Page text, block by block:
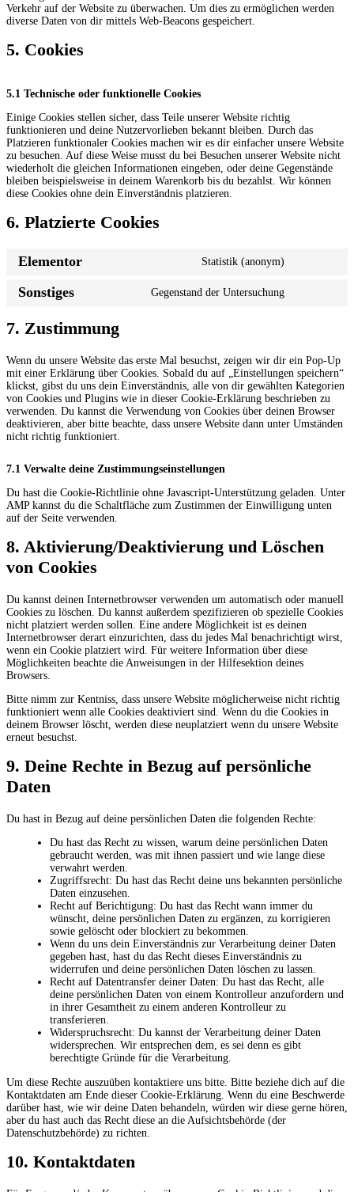
Verkehr auf der Website zu überwachen. Um dies zu ermöglichen werden
diverse Daten von dir mittels Web-Beacons gespeichert.
5. Cookies
5.1 Technische oder funktionelle Cookies
Einige Cookies stellen sicher, dass Teile unserer Website richtig
funktionieren und deine Nutzervorlieben bekannt bleiben. Durch das
Platzieren funktionaler Cookies machen wir es dir einfacher unsere Website
zu besuchen. Auf diese Weise musst du bei Besuchen unserer Website nicht
wiederholt die gleichen Informationen eingeben, oder deine Gegenstände
bleiben beispielsweise in deinem Warenkorb bis du bezahlst. Wir können
diese Cookies ohne dein Einverständnis platzieren.
6. Platzierte Cookies
Elementor Statistik (anonym)
Sonstiges Gegenstand der Untersuchung
7. Zustimmung
Wenn du unsere Website das erste Mal besuchst, zeigen wir dir ein Pop-Up
mit einer Erklärung über Cookies. Sobald du auf „Einstellungen speichern“
klickst, gibst du uns dein Einverständnis, alle von dir gewählten Kategorien
von Cookies und Plugins wie in dieser Cookie-Erklärung beschrieben zu
verwenden. Du kannst die Verwendung von Cookies über deinen Browser
deaktivieren, aber bitte beachte, dass unsere Website dann unter Umständen
nicht richtig funktioniert.
7.1 Verwalte deine Zustimmungseinstellungen
Du hast die Cookie-Richtlinie ohne Javascript-Unterstützung geladen. Unter
AMP kannst du die Schaltfläche zum Zustimmen der Einwilligung unten
auf der Seite verwenden.
8. Aktivierung/Deaktivierung und Löschen
von Cookies
Du kannst deinen Internetbrowser verwenden um automatisch oder manuell
Cookies zu löschen. Du kannst außerdem spezifizieren ob spezielle Cookies
nicht platziert werden sollen. Eine andere Möglichkeit ist es deinen
Internetbrowser derart einzurichten, dass du jedes Mal benachrichtigt wirst,
wenn ein Cookie platziert wird. Für weitere Information über diese
Möglichkeiten beachte die Anweisungen in der Hilfesektion deines
Browsers.
Bitte nimm zur Kentniss, dass unsere Website möglicherweise nicht richtig
funktioniert wenn alle Cookies deaktiviert sind. Wenn du die Cookies in
deinem Browser löscht, werden diese neuplatziert wenn du unsere Website
erneut besuchst.
9. Deine Rechte in Bezug auf persönliche
Daten
Du hast in Bezug auf deine persönlichen Daten die folgenden Rechte:
Du hast das Recht zu wissen, warum deine persönlichen Daten
gebraucht werden, was mit ihnen passiert und wie lange diese
verwahrt werden.
Zugriffsrecht: Du hast das Recht deine uns bekannten persönliche
Daten einzusehen.
Recht auf Berichtigung: Du hast das Recht wann immer du
wünscht, deine persönlichen Daten zu ergänzen, zu korrigieren
sowie gelöscht oder blockiert zu bekommen.
Wenn du uns dein Einverständnis zur Verarbeitung deiner Daten
gegeben hast, hast du das Recht dieses Einverständnis zu
widerrufen und deine persönlichen Daten löschen zu lassen.
Recht auf Datentransfer deiner Daten: Du hast das Recht, alle
deine persönlichen Daten von einem Kontrolleur anzufordern und
in ihrer Gesamtheit zu einem anderen Kontrolleur zu
transferieren.
Widerspruchsrecht: Du kannst der Verarbeitung deiner Daten
widersprechen. Wir entsprechen dem, es sei denn es gibt
berechtigte Gründe für die Verarbeitung.
Um diese Rechte auszuüben kontaktiere uns bitte. Bitte beziehe dich auf die
Kontaktdaten am Ende dieser Cookie-Erklärung. Wenn du eine Beschwerde
darüber hast, wie wir deine Daten behandeln, würden wir diese gerne hören,
aber du hast auch das Recht diese an die Aufsichtsbehörde (der
Datenschutzbehörde) zu richten.
10. Kontaktdaten